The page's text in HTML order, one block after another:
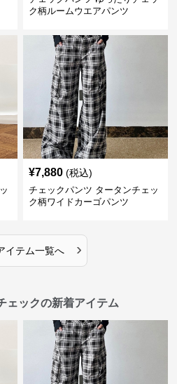
ク柄ルームウエアパンツ
¥7,880 (税込)
チェックパンツ タータンチェッ
ク柄ワイドカーゴパンツ
イテム一覧へ ›
ェックの新着アイテム